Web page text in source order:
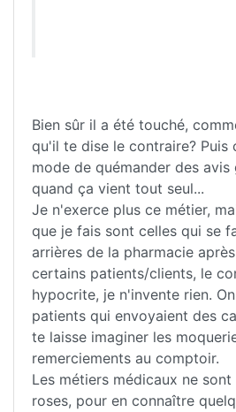
Bien sûr il a été touché,
qu'il te dise le contraire? Puis
mode de quémander des
quand ça vient tout seul...
Je n'exerce plus ce métier,
que je fais sont celles qui se
arrières de la pharmacie
certains patients/clients, le
hypocrite, je n'invente rien.
patients qui envoyaient des
te laisse imaginer les
remerciements au comptoir.
Les métiers médicaux ne
roses, pour en connaître